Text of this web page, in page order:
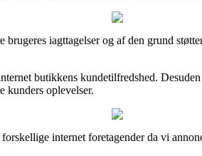
iagttagelser og af den grund
butikkens kundetilfredshed.
kunders oplevelser.
internet foretagender da vi